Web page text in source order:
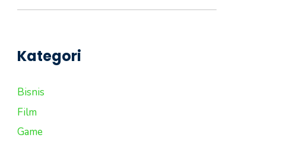
Kategori
Bisnis
Film
Game